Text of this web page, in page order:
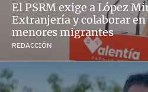
El PSRM exige a López
Extranjería y colaborar en
menores migrantes
REDACCIÓN